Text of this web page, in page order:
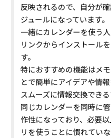
反映されるので、自分が
ジュールになっています。
一緒にカレンダーを使う
リンクからインストール
す。
特におすすめの機能はメ
とで簡単にアイデアや情
スムーズに情報交換できる
同じカレンダーを同時に
作性になっており、必要
リを使うことに慣れてい